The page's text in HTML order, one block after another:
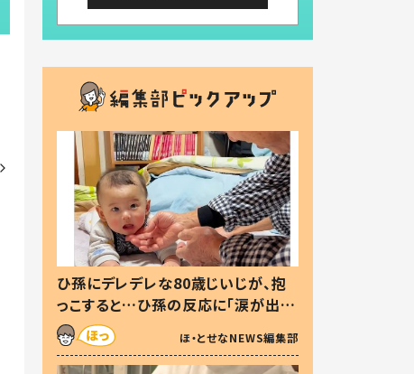
ひ孫にデレデレな80歳じいじが、抱
っこすると…ひ孫の反応に「涙が出ま
した」「可愛くて仕方ない」
ほ・とせなNEWS編集部